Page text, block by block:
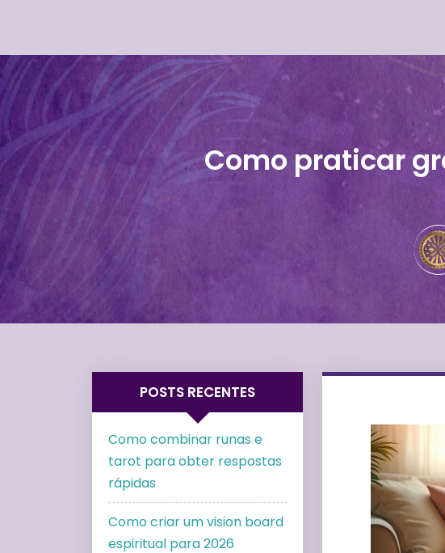
Como praticar
POSTS RECENTES
Como combinar runas e
tarot para obter respostas
rápidas
Como criar um vision board
espiritual para 2026